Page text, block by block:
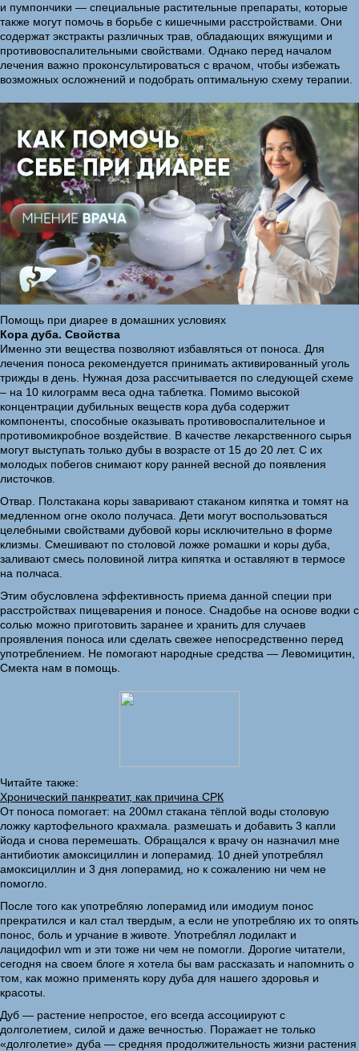
и пумпончики — специальные растительные препараты, которые
также могут помочь в борьбе с кишечными расстройствами. Они
содержат экстракты различных трав, обладающих вяжущими и
противовоспалительными свойствами. Однако перед началом
лечения важно проконсультироваться с врачом, чтобы избежать
возможных осложнений и подобрать оптимальную схему терапии.
Помощь при диарее в домашних условиях
Кора дуба. Свойства
Именно эти вещества позволяют избавляться от поноса. Для
лечения поноса рекомендуется принимать активированный уголь
трижды в день. Нужная доза рассчитывается по следующей схеме
– на 10 килограмм веса одна таблетка. Помимо высокой
концентрации дубильных веществ кора дуба содержит
компоненты, способные оказывать противовоспалительное и
противомикробное воздействие. В качестве лекарственного сырья
могут выступать только дубы в возрасте от 15 до 20 лет. С их
молодых побегов снимают кору ранней весной до появления
листочков.
Отвар. Полстакана коры заваривают стаканом кипятка и томят на
медленном огне около получаса. Дети могут воспользоваться
целебными свойствами дубовой коры исключительно в форме
клизмы. Смешивают по столовой ложке ромашки и коры дуба,
заливают смесь половиной литра кипятка и оставляют в термосе
на полчаса.
Этим обусловлена эффективность приема данной специи при
расстройствах пищеварения и поносе. Снадобье на основе водки с
солью можно приготовить заранее и хранить для случаев
проявления поноса или сделать свежее непосредственно перед
употреблением. Не помогают народные средства — Левомицитин,
Смекта нам в помощь.
Читайте также:
Хронический панкреатит, как причина СРК
От поноса помогает: на 200мл стакана тёплой воды столовую
ложку картофельного крахмала. размешать и добавить 3 капли
йода и снова перемешать. Обращался к врачу он назначил мне
антибиотик амоксициллин и лоперамид. 10 дней употреблял
амоксициллин и 3 дня лоперамид, но к сожалению ни чем не
помогло.
После того как употребляю лоперамид или имодиум понос
прекратился и кал стал твердым, а если не употребляю их то опять
понос, боль и урчание в животе. Употреблял лодилакт и
лацидофил wm и эти тоже ни чем не помогли. Дорогие читатели,
сегодня на своем блоге я хотела бы вам рассказать и напомнить о
том, как можно применять кору дуба для нашего здоровья и
красоты.
Дуб — растение непростое, его всегда ассоциируют с
долголетием, силой и даже вечностью. Поражает не только
«долголетие» дуба — средняя продолжительность жизни растения